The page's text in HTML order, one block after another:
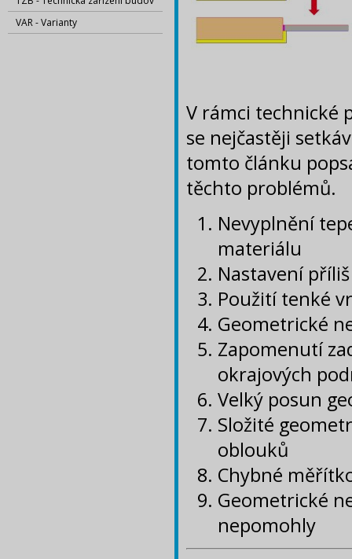
VAR - Varianty
V rámci technické
se nejčastěji
tomto článku
těchto problémů.
Nevyplnění
materiálu
Nastavení
Použití tenké
Geometrické
Zapomenutí
okrajových
Velký posun
Složité
oblouků
Chybné
Geometrické
nepomohly